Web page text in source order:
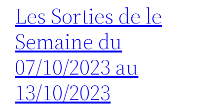
Les Sorties de le
Semaine du
07/10/2023 au
13/10/2023